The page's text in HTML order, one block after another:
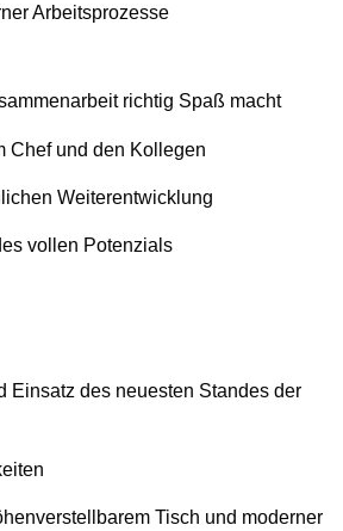
Arbeitsprozesse
richtig Spaß macht
Chef und den Kollegen
Weiterentwicklung
vollen Potenzials
Einsatz des neuesten Standes der
Tisch und moderner